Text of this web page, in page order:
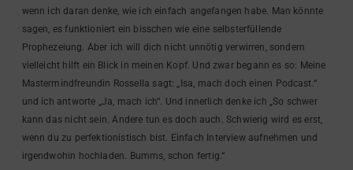
wenn ich daran denke, wie ich einfach angefangen habe. Man könnte
sagen, es funktioniert ein bisschen wie eine selbsterfüllende
Prophezeiung. Aber ich will dich nicht unnötig verwirren, sondern
vielleicht hilft ein Blick in meinen Kopf. Und zwar begann es so: Meine
Mastermindfreundin Rossella sagt: „Isa, mach doch einen Podcast.“
und ich antworte „Ja, mach ich“. Und innerlich denke ich „So schwer
kann das nicht sein. Andere tun es doch auch. Schwierig wird es erst,
wenn du zu perfektionistisch bist. Einfach Interview aufnehmen und
irgendwohin hochladen. Bumms, schon fertig.“